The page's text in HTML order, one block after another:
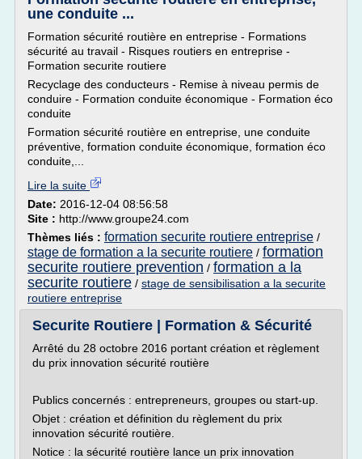
une conduite ...
Formation sécurité routière en entreprise - Formations
sécurité au travail - Risques routiers en entreprise -
Formation securite routiere
Recyclage des conducteurs - Remise à niveau permis de
conduire - Formation conduite économique - Formation éco
conduite
Formation sécurité routière en entreprise, une conduite
préventive, formation conduite économique, formation éco
conduite,...
Lire la suite
Date: 2016-12-04 08:56:58
Site : http://www.groupe24.com
Thèmes liés : formation securite routiere entreprise /
stage de formation a la securite routiere / formation
securite routiere prevention / formation a la
securite routiere / stage de sensibilisation a la securite
routiere entreprise
Securite Routiere | Formation & Sécurité
Arrêté du 28 octobre 2016 portant création et règlement
du prix innovation sécurité routière
Publics concernés : entrepreneurs, groupes ou start-up.
Objet : création et définition du règlement du prix
innovation sécurité routière.
Notice : la sécurité routière lance un prix innovation